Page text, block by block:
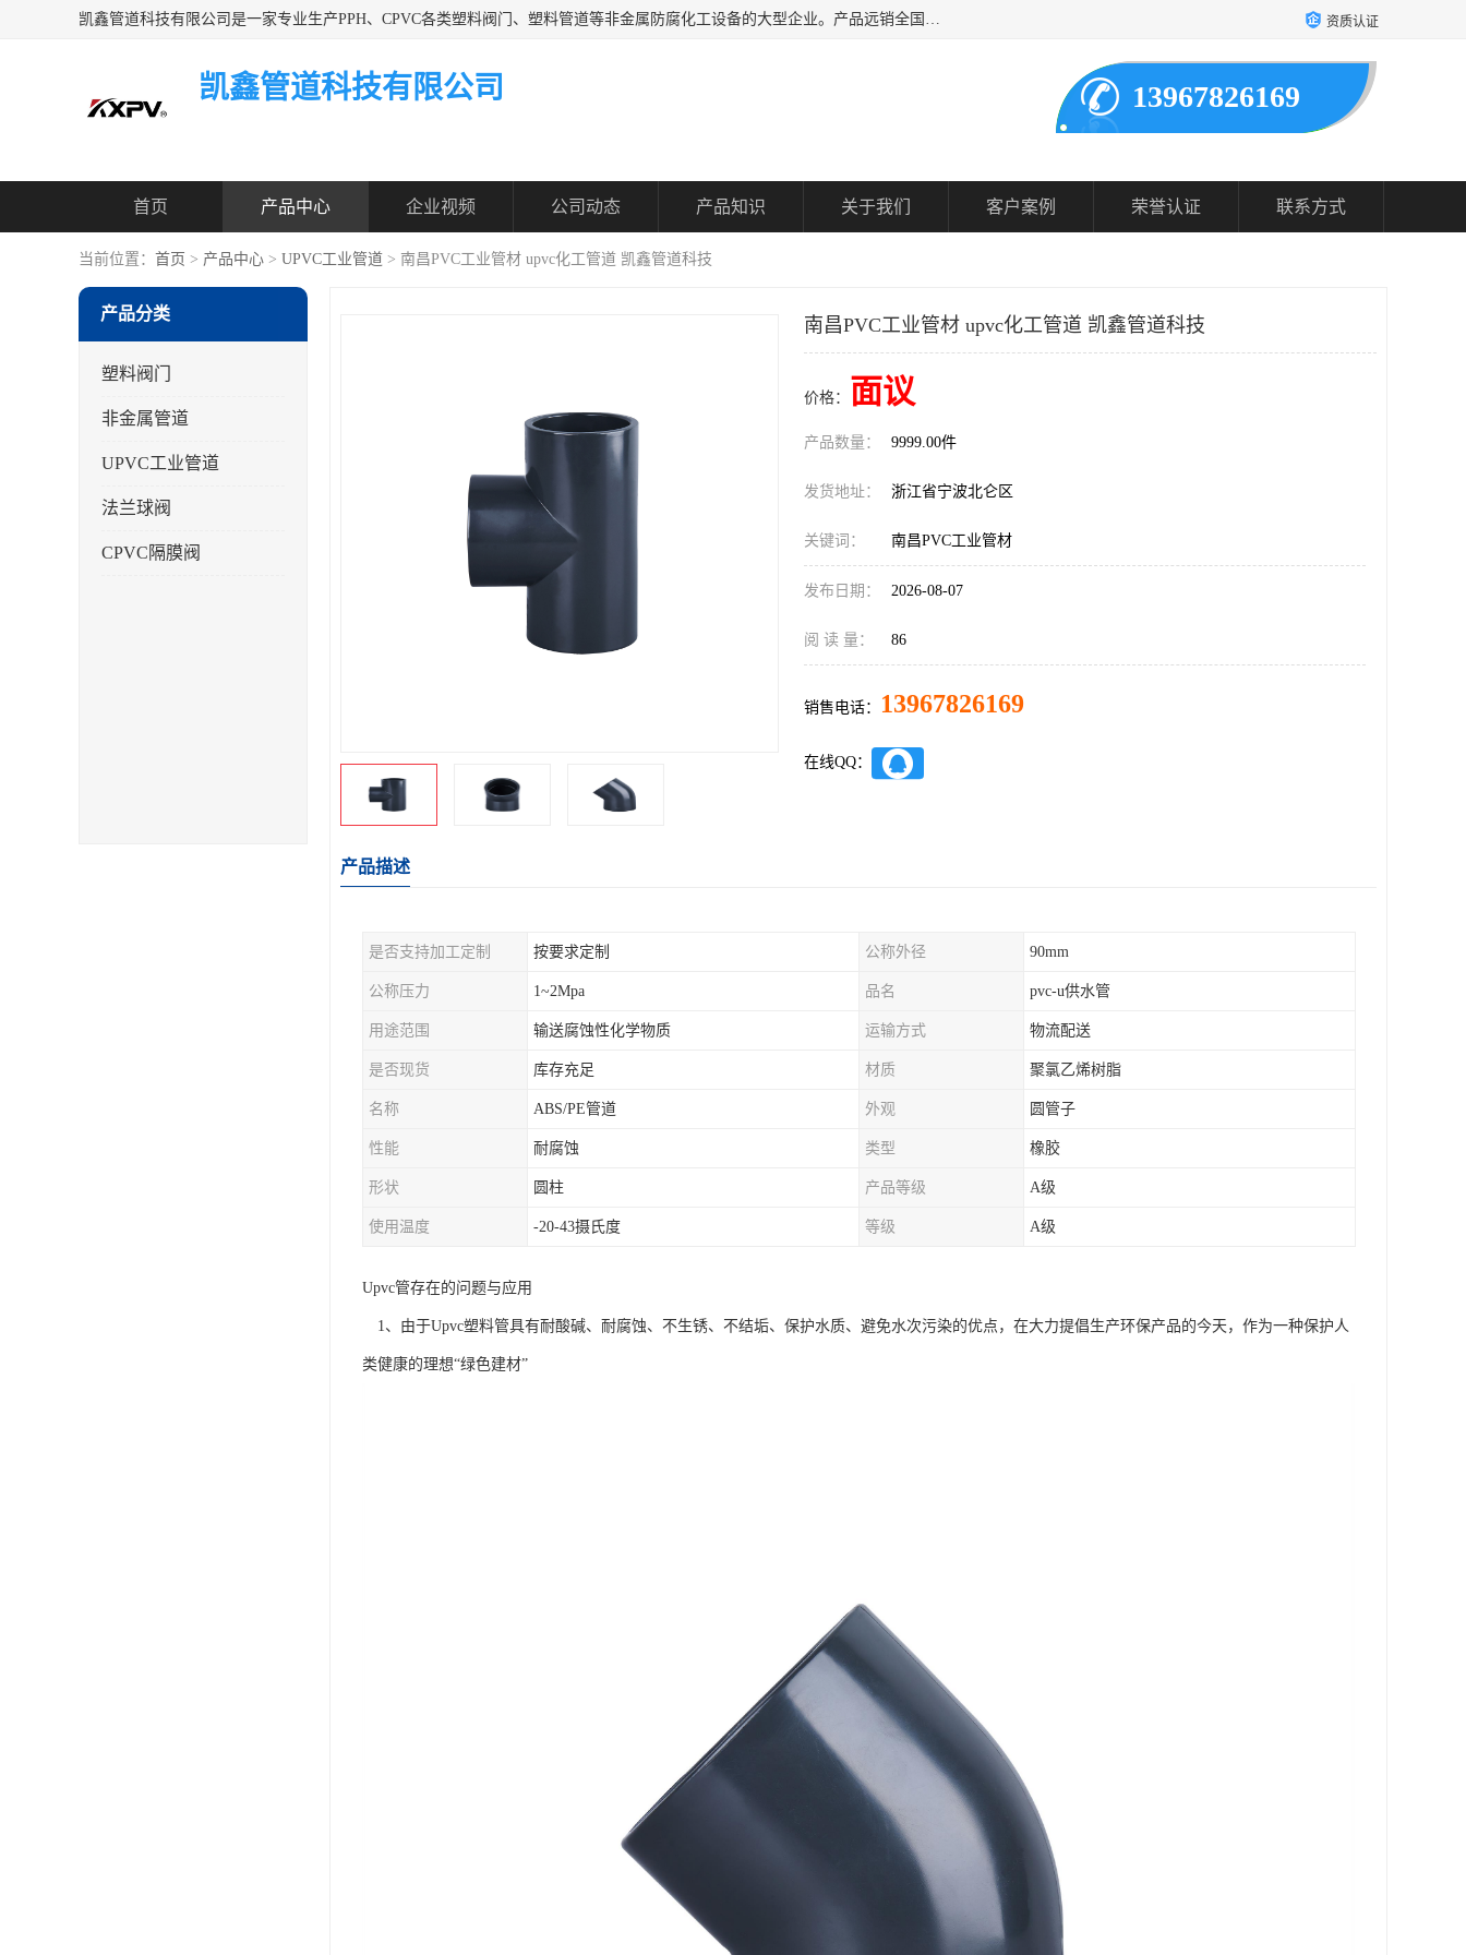
凯鑫管道科技有限公司是一家专业生产PPH、CPVC各类塑料阀门、塑料管道等非金属防腐化工设备的大型企业。产品远销全国三十一个省、市、自治区,广泛应用于化工、石油、氯碱、染料、制药、农药等行业，深受广大用户欢迎，是目前国内生产化工泵、阀门规模较大的生产基地之一。 资质认证
凯鑫管道科技有限公司 13967826169
首页 产品中心 企业视频 公司动态 产品知识 关于我们 客户案例 荣誉认证 联系方式
当前位置： 首页 > 产品中心 > UPVC工业管道 > 南昌PVC工业管材 upvc化工管道 凯鑫管道科技
产品分类
塑料阀门
非金属管道
UPVC工业管道
法兰球阀
CPVC隔膜阀
南昌PVC工业管材 upvc化工管道 凯鑫管道科技
价格： 面议
产品数量： 9999.00件
发货地址： 浙江省宁波北仑区
关键词： 南昌PVC工业管材
发布日期： 2026-08-07
阅 读 量： 86
销售电话： 13967826169
在线QQ：
产品描述
是否支持加工定制 按要求定制 公称外径 90mm
公称压力 1~2Mpa 品名 pvc-u供水管
用途范围 输送腐蚀性化学物质 运输方式 物流配送
是否现货 库存充足 材质 聚氯乙烯树脂
名称 ABS/PE管道 外观 圆管子
性能 耐腐蚀 类型 橡胶
形状 圆柱 产品等级 A级
使用温度 -20-43摄氏度 等级 A级
Upvc管存在的问题与应用
1、由于Upvc塑料管具有耐酸碱、耐腐蚀、不生锈、不结垢、保护水质、避免水次污染的优点，在大力提倡生产环保产品的今天，作为一种保护人
类健康的理想“绿色建材”